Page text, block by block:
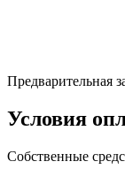
Предварительная
Условия
Собственные